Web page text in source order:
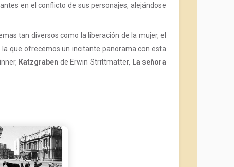
en el conflicto de sus personajes, alejándose
tan diversos como la liberación de la mujer, el
que ofrecemos un incitante panorama con esta
Katzgraben de Erwin Strittmatter, La señora